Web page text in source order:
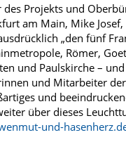
des Projekts und
am Main, Mike
„den fünf
Römer,
und Paulskirche –
und Mitarbeiter
und
über dieses
und-